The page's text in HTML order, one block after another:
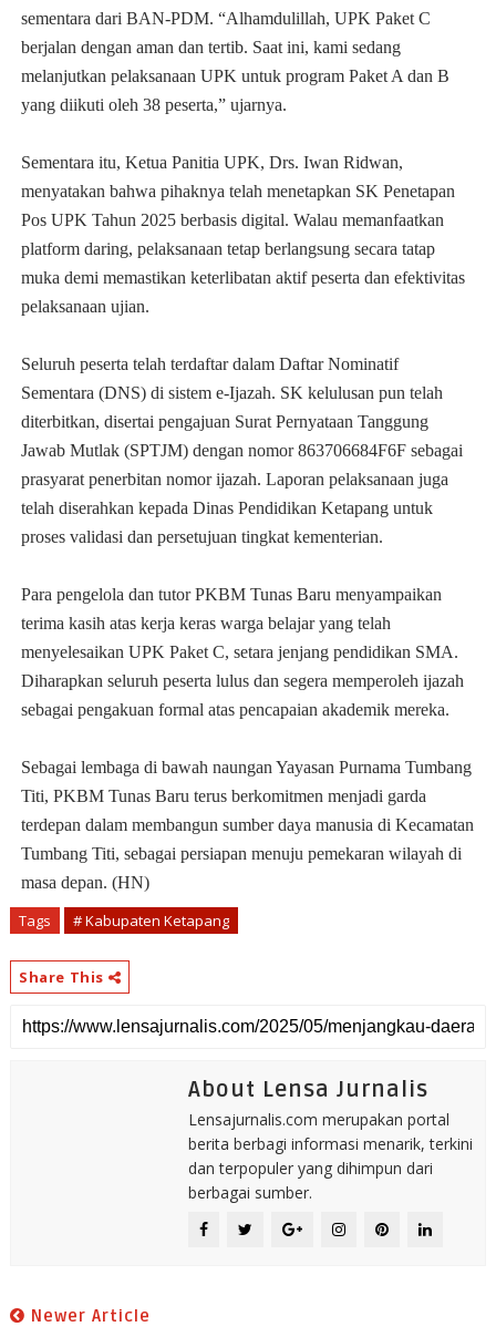
sementara dari BAN-PDM. “Alhamdulillah, UPK Paket C
berjalan dengan aman dan tertib. Saat ini, kami sedang
melanjutkan pelaksanaan UPK untuk program Paket A dan B
yang diikuti oleh 38 peserta,” ujarnya.
Sementara itu, Ketua Panitia UPK, Drs. Iwan Ridwan,
menyatakan bahwa pihaknya telah menetapkan SK Penetapan
Pos UPK Tahun 2025 berbasis digital. Walau memanfaatkan
platform daring, pelaksanaan tetap berlangsung secara tatap
muka demi memastikan keterlibatan aktif peserta dan efektivitas
pelaksanaan ujian.
Seluruh peserta telah terdaftar dalam Daftar Nominatif
Sementara (DNS) di sistem e-Ijazah. SK kelulusan pun telah
diterbitkan, disertai pengajuan Surat Pernyataan Tanggung
Jawab Mutlak (SPTJM) dengan nomor 863706684F6F sebagai
prasyarat penerbitan nomor ijazah. Laporan pelaksanaan juga
telah diserahkan kepada Dinas Pendidikan Ketapang untuk
proses validasi dan persetujuan tingkat kementerian.
Para pengelola dan tutor PKBM Tunas Baru menyampaikan
terima kasih atas kerja keras warga belajar yang telah
menyelesaikan UPK Paket C, setara jenjang pendidikan SMA.
Diharapkan seluruh peserta lulus dan segera memperoleh ijazah
sebagai pengakuan formal atas pencapaian akademik mereka.
Sebagai lembaga di bawah naungan Yayasan Purnama Tumbang
Titi, PKBM Tunas Baru terus berkomitmen menjadi garda
terdepan dalam membangun sumber daya manusia di Kecamatan
Tumbang Titi, sebagai persiapan menuju pemekaran wilayah di
masa depan. (HN)
Tags # Kabupaten Ketapang
Share This
About Lensa Jurnalis
Lensajurnalis.com merupakan portal
berita berbagi informasi menarik, terkini
dan terpopuler yang dihimpun dari
berbagai sumber.
Newer Article